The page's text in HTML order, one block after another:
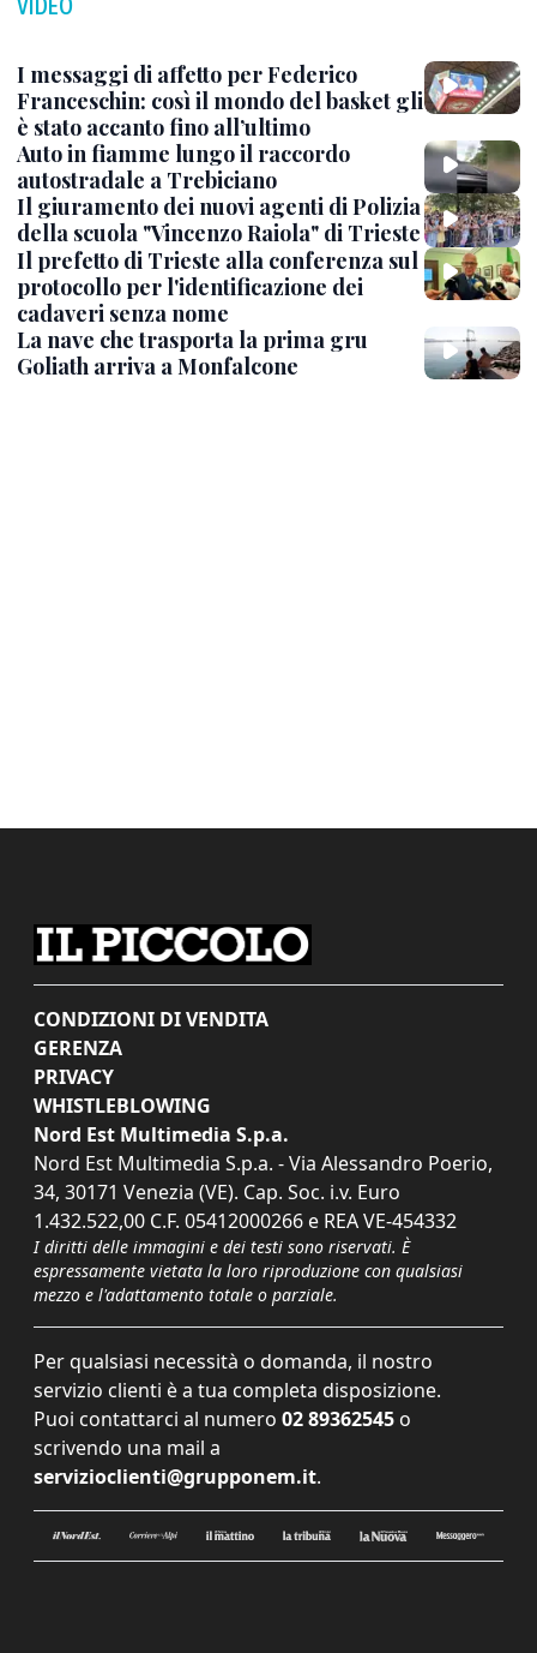
VIDEO
I messaggi di affetto per Federico
Franceschin: così il mondo del basket gli
è stato accanto fino all’ultimo
Auto in fiamme lungo il raccordo
autostradale a Trebiciano
Il giuramento dei nuovi agenti di Polizia
della scuola "Vincenzo Raiola" di Trieste
Il prefetto di Trieste alla conferenza sul
protocollo per l'identificazione dei
cadaveri senza nome
La nave che trasporta la prima gru
Goliath arriva a Monfalcone
CONDIZIONI DI VENDITA
GERENZA
PRIVACY
WHISTLEBLOWING
Nord Est Multimedia S.p.a.
Nord Est Multimedia S.p.a. - Via Alessandro Poerio,
34, 30171 Venezia (VE). Cap. Soc. i.v. Euro
1.432.522,00 C.F. 05412000266 e REA VE-454332
I diritti delle immagini e dei testi sono riservati. È
espressamente vietata la loro riproduzione con qualsiasi
mezzo e l'adattamento totale o parziale.
Per qualsiasi necessità o domanda, il nostro
servizio clienti è a tua completa disposizione.
Puoi contattarci al numero 02 89362545 o
scrivendo una mail a
servizioclienti@grupponem.it.